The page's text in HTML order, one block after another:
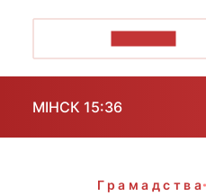
МІНСК 15:36
Грамадства